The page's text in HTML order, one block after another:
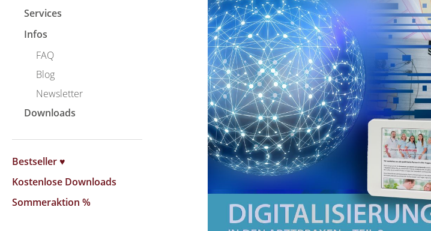
Services
Infos
FAQ
Blog
Newsletter
Downloads
Bestseller ♥
Kostenlose Downloads
Sommeraktion %